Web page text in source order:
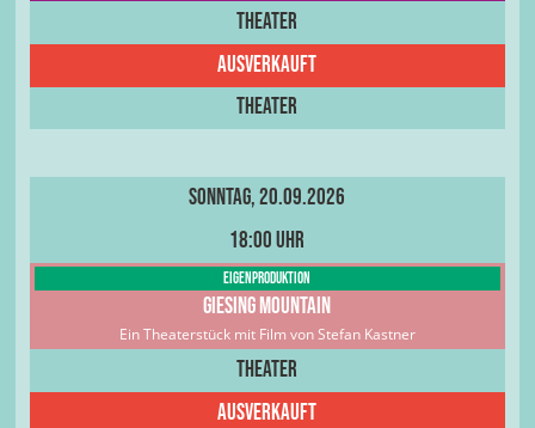
Theater
Ausverkauft
Theater
Sonntag, 20.09.2026
18:00 Uhr
Eigenproduktion
Giesing Mountain
Ein Theaterstück mit Film von Stefan Kastner
Theater
Ausverkauft